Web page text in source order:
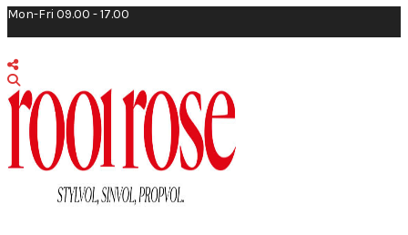
Mon-Fri 09.00 - 17.00